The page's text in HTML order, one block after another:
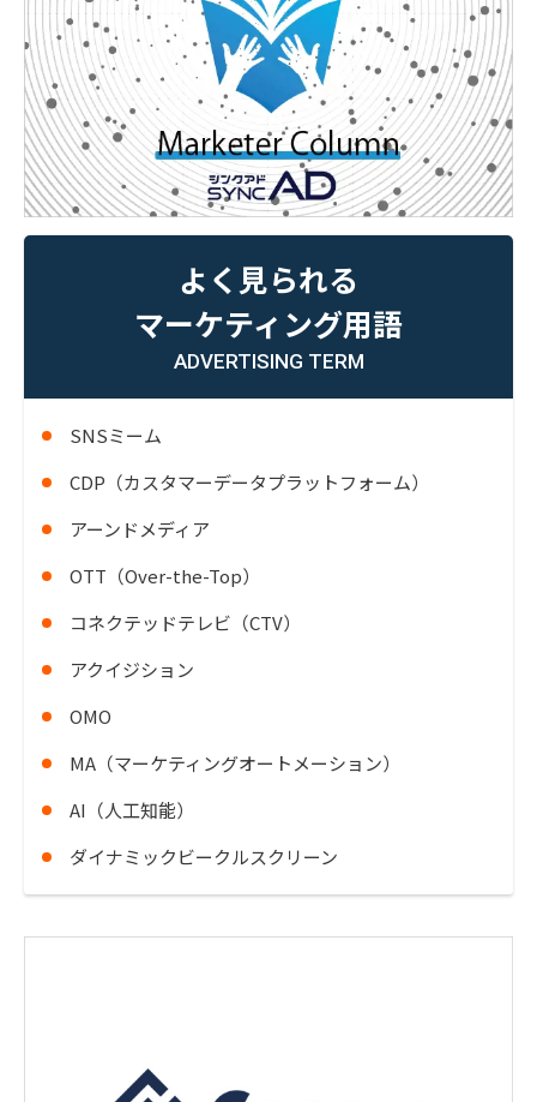
よく見られる
マーケティング用語
ADVERTISING TERM
SNSミーム
CDP（カスタマーデータプラットフォーム）
アーンドメディア
OTT（Over-the-Top）
コネクテッドテレビ（CTV）
アクイジション
OMO
MA（マーケティングオートメーション）
AI（人工知能）
ダイナミックビークルスクリーン